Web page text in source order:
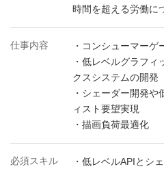
時間を超える労働に
仕事内容
・コンシューマー
・低レベルグラフィ
クスシステムの開発
・シェーダー開発
ィスト要望実現
・描画負荷最適化
必須スキル
・低レベルAPIとシ